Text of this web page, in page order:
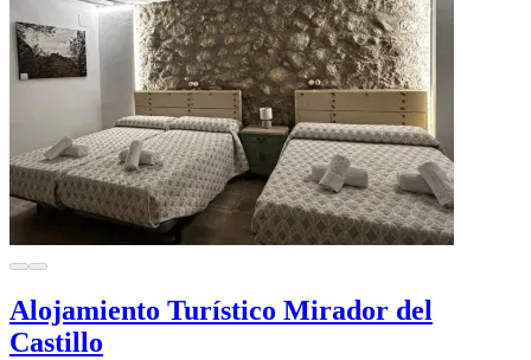
Alojamiento Turístico Mirador del
Castillo